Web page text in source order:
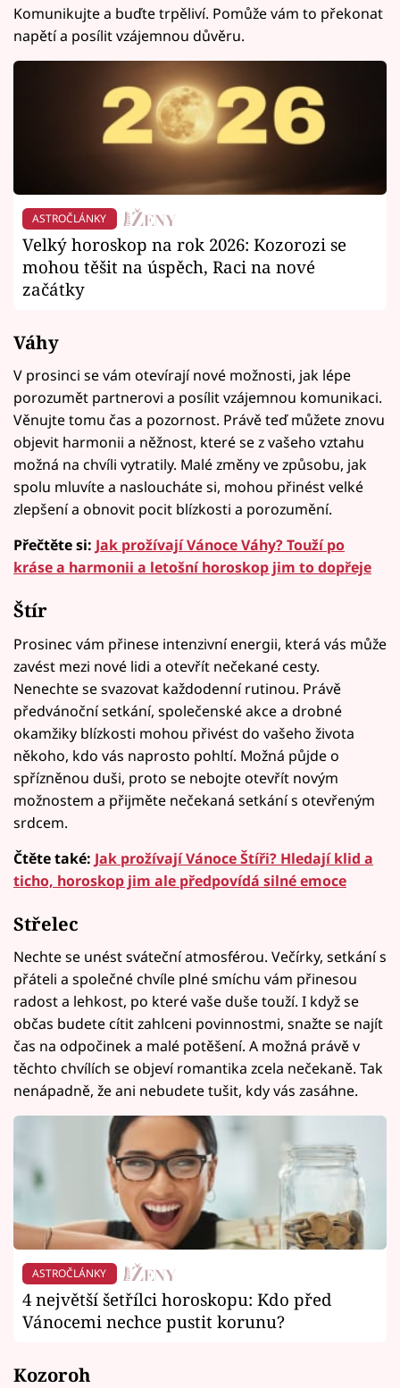
Komunikujte a buďte trpěliví. Pomůže vám to překonat
napětí a posílit vzájemnou důvěru.
ASTROČLÁNKY
Velký horoskop na rok 2026: Kozorozi se
mohou těšit na úspěch, Raci na nové
začátky
Váhy
V prosinci se vám otevírají nové možnosti, jak lépe
porozumět partnerovi a posílit vzájemnou komunikaci.
Věnujte tomu čas a pozornost. Právě teď můžete znovu
objevit harmonii a něžnost, které se z vašeho vztahu
možná na chvíli vytratily. Malé změny ve způsobu, jak
spolu mluvíte a nasloucháte si, mohou přinést velké
zlepšení a obnovit pocit blízkosti a porozumění.
Přečtěte si: Jak prožívají Vánoce Váhy? Touží po
kráse a harmonii a letošní horoskop jim to dopřeje
Štír
Prosinec vám přinese intenzivní energii, která vás může
zavést mezi nové lidi a otevřít nečekané cesty.
Nenechte se svazovat každodenní rutinou. Právě
předvánoční setkání, společenské akce a drobné
okamžiky blízkosti mohou přivést do vašeho života
někoho, kdo vás naprosto pohltí. Možná půjde o
spřízněnou duši, proto se nebojte otevřít novým
možnostem a přijměte nečekaná setkání s otevřeným
srdcem.
Čtěte také: Jak prožívají Vánoce Štíři? Hledají klid a
ticho, horoskop jim ale předpovídá silné emoce
Střelec
Nechte se unést sváteční atmosférou. Večírky, setkání s
přáteli a společné chvíle plné smíchu vám přinesou
radost a lehkost, po které vaše duše touží. I když se
občas budete cítit zahlceni povinnostmi, snažte se najít
čas na odpočinek a malé potěšení. A možná právě v
těchto chvílích se objeví romantika zcela nečekaně. Tak
nenápadně, že ani nebudete tušit, kdy vás zasáhne.
ASTROČLÁNKY
4 největší šetřílci horoskopu: Kdo před
Vánocemi nechce pustit korunu?
Kozoroh